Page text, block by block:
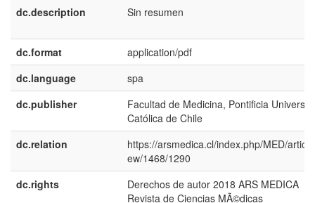
dc.description
Sin resumen
dc.format
application/pdf
dc.language
spa
dc.publisher
Facultad de Medicina, Pontificia
Católica de Chile
dc.relation
https://arsmedica.cl/index.php/MED/
ew/1468/1290
dc.rights
Derechos de autor 2018 ARS MEDICA
Revista de Ciencias MÃ©dicas